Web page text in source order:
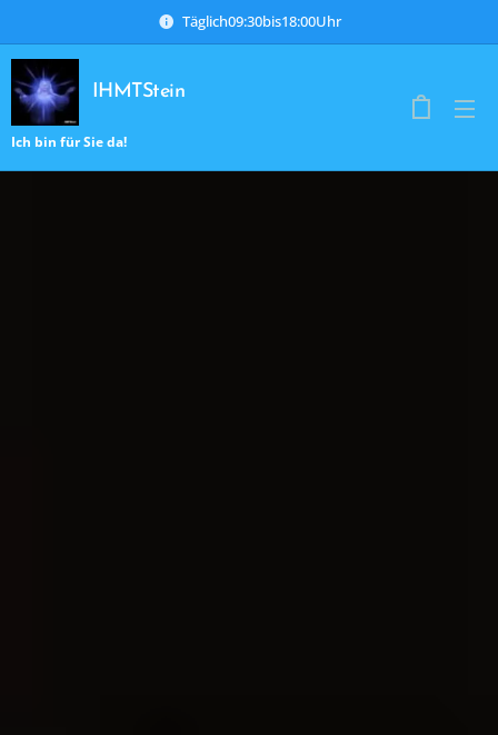
Täglich09:30bis18:00Uhr
IHMTStein
Ich bin für Sie da!